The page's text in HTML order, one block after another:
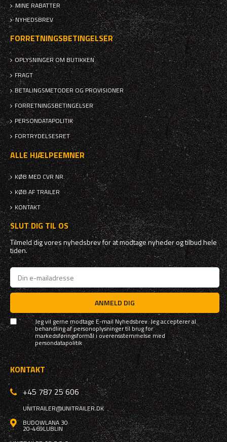
MINE RABATTER
NYHEDSBREV
FORRETNINGSBETINGELSER
OPLYSNINGER OM BUTIKKEN
FRAGT
BETALINGSMETODER OG PROVISIONER
FORRETNINGSBETINGELSER
PERSONDATAPOLITIK
FORTRYDELSESRET
ALLE HJÆLPEEMNER
KØB MED CVR NR.
KØB AF TRAILER
KONTAKT
SLUT DIG TIL OS
Tilmeld dig vores nyhedsbrev for at modtage nyheder og tilbud hele
tiden.
ANMELD DIG
Jeg vil gerne modtage E-mail Nyhedsbrev. Jeg accepterer al
behandling af personoplysninger til brug for
markedsføringsformål i overensstemmelse med
persondatapolitik
KONTAKT
+45 787 25 606
UNITRAILER@UNITRAILER.DK
BUDOWLANA 30
20-469LUBLIN